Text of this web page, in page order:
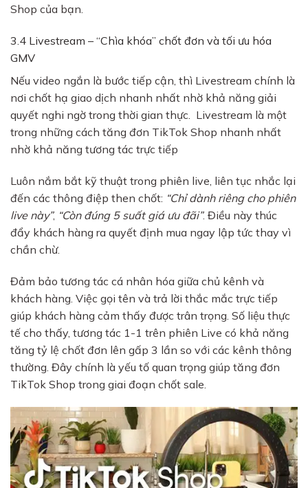
Shop của bạn.
3.4 Livestream – “Chìa khóa” chốt đơn và tối ưu hóa
GMV
Nếu video ngắn là bước tiếp cận, thì Livestream chính là
nơi chốt hạ giao dịch nhanh nhất nhờ khả năng giải
quyết nghi ngờ trong thời gian thực. Livestream là một
trong những cách tăng đơn TikTok Shop nhanh nhất
nhờ khả năng tương tác trực tiếp
Luôn nắm bắt kỹ thuật trong phiên live, liên tục nhắc lại
đến các thông điệp then chốt: “Chỉ dành riêng cho phiên
live này”, “Còn đúng 5 suất giá ưu đãi”. Điều này thúc
đẩy khách hàng ra quyết định mua ngay lập tức thay vì
chần chừ.
Đảm bảo tương tác cá nhân hóa giữa chủ kênh và
khách hàng. Việc gọi tên và trả lời thắc mắc trực tiếp
giúp khách hàng cảm thấy được trân trọng. Số liệu thực
tế cho thấy, tương tác 1-1 trên phiên Live có khả năng
tăng tỷ lệ chốt đơn lên gấp 3 lần so với các kênh thông
thường. Đây chính là yếu tố quan trọng giúp tăng đơn
TikTok Shop trong giai đoạn chốt sale.